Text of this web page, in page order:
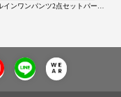
インワンパンツ2点セットパーテ